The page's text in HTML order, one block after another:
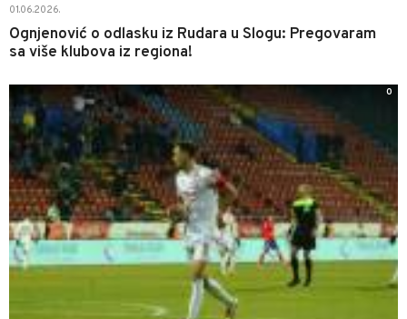
01.06.2026.
Ognjenović o odlasku iz Rudara u Slogu: Pregovaram
sa više klubova iz regiona!
0